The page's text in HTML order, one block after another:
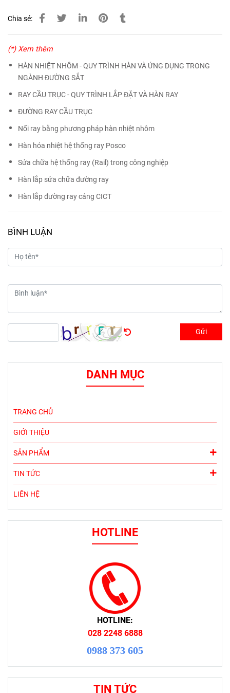
Chia sẻ:
(*) Xem thêm
HÀN NHIỆT NHÔM - QUY TRÌNH HÀN VÀ ỨNG DỤNG TRONG
NGÀNH ĐƯỜNG SẮT
RAY CẦU TRỤC - QUY TRÌNH LẮP ĐẶT VÀ HÀN RAY
ĐƯỜNG RAY CẦU TRỤC
Nối ray bằng phương pháp hàn nhiệt nhôm
Hàn hóa nhiệt hệ thống ray Posco
Sửa chữa hệ thống ray (Rail) trong công nghiệp
Hàn lắp sửa chữa đường ray
Hàn lắp đường ray cảng CICT
BÌNH LUẬN
Gửi
DANH MỤC
TRANG CHỦ
GIỚI THIỆU
SẢN PHẨM
TIN TỨC
LIÊN HỆ
HOTLINE
HOTLINE:
028 2248 6888
0988 373 605
TIN TỨC